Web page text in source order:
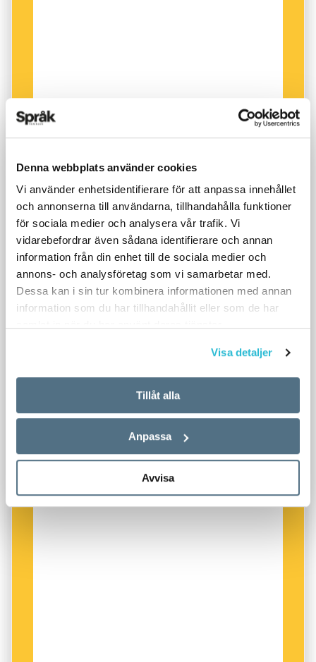
Denna webbplats använder cookies
Vi använder enhetsidentifierare för att anpassa innehållet
och annonserna till användarna, tillhandahålla funktioner
för sociala medier och analysera vår trafik. Vi
vidarebefordrar även sådana identifierare och annan
information från din enhet till de sociala medier och
annons- och analysföretag som vi samarbetar med.
Dessa kan i sin tur kombinera informationen med annan
information som du har tillhandahållit eller som de har
Visa detaljer
Tillåt alla
Anpassa
Avvisa
Denna halsbrytande koppling vore nog inte
språkvetaren och dialektforskaren, som blev
politiker och folkhemsbyggare.Läs porträttet
av honom här.